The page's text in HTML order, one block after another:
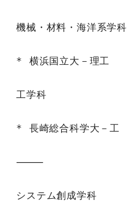
機械・材料・海洋系学科
* 横浜国立大－理工
工学科
* 長崎総合科学大－工
⸻
システム創成学科